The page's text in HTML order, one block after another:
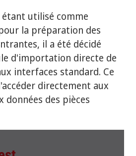
étant utilisé comme
la préparation des
il a été décidé
d'importation directe de
interfaces standard. Ce
directement aux
données des pièces